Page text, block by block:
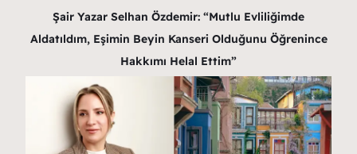
Şair Yazar Selhan Özdemir: “Mutlu Evliliğimde
Aldatıldım, Eşimin Beyin Kanseri Olduğunu Öğrenince
Hakkımı Helal Ettim”